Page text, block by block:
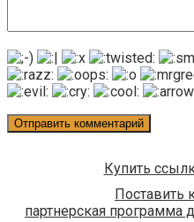
Купить
Поставить
партнерская программа